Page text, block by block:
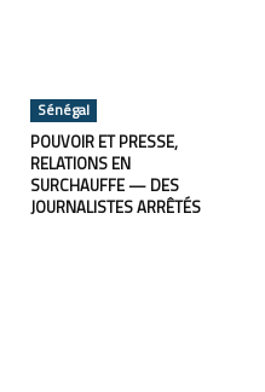
Sénégal
POUVOIR ET PRESSE,
RELATIONS EN
SURCHAUFFE — DES
JOURNALISTES ARRÊTÉS